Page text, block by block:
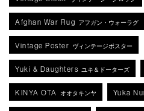
Afghan War Rug アフガン・ウォーラグ
Vintage Poster ヴィンテージポスター
Yuki & Daughters ユキ＆ドーターズ
KINYA OTA オオタキンヤ Yuka